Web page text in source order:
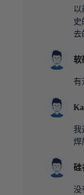
去
软
我
焊
硅
没